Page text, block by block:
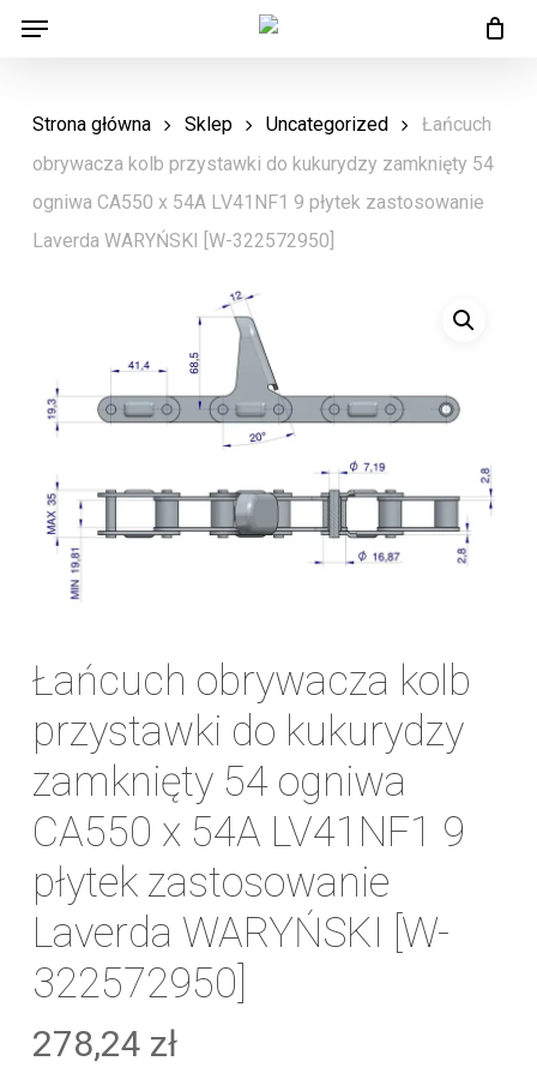
Skip
content
Menu
Strona główna Sklep Uncategorized
Łańcuch
obrywacza kolb przystawki do kukurydzy zamknięty 54
ogniwa CA550 x 54A LV41NF1 9 płytek zastosowanie
Laverda WARYŃSKI [W-322572950]
Łańcuch obrywacza kolb
przystawki do kukurydzy
zamknięty 54 ogniwa
CA550 x 54A LV41NF1 9
płytek zastosowanie
Laverda WARYŃSKI [W-
322572950]
278,24 zł
Menu